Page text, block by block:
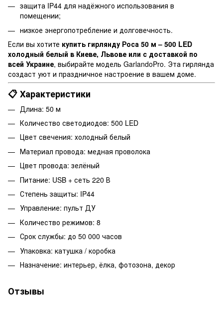
защита IP44 для надёжного использования в
помещении;
низкое энергопотребление и долговечность.
Если вы хотите купить гирлянду Роса 50 м – 500 LED
холодный белый в Киеве, Львове или с доставкой по
всей Украине, выбирайте модель GarlandoPro. Эта гирлянда
создаст уют и праздничное настроение в вашем доме.
📋 Характеристики
Длина: 50 м
Количество светодиодов: 500 LED
Цвет свечения: холодный белый
Материал провода: медная проволока
Цвет провода: зелёный
Питание: USB + сеть 220 В
Степень защиты: IP44
Управление: пульт ДУ
Количество режимов: 8
Срок службы: до 50 000 часов
Упаковка: катушка / коробка
Назначение: интерьер, ёлка, фотозона, декор
Отзывы